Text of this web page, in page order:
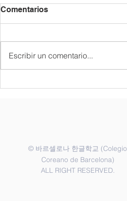
2026/27년 등록 안내 /
Matrícula para el Curso
내해 드립니다. 새 학기 등록 시에
는 담당 교사가 배정한 반으로 신
Comentarios
Escribir un comentario...
© 바르셀로나 한글학교 (Colegio
Coreano de Barcelona)
ALL RIGHT RESERVED.